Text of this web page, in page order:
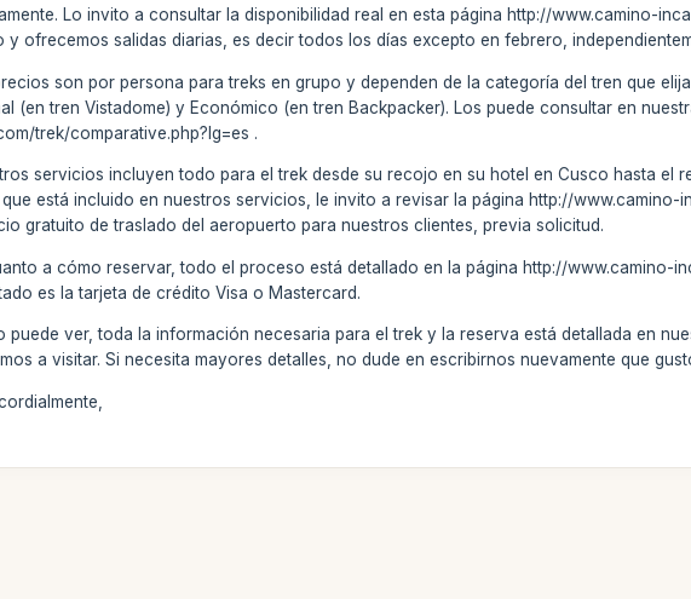
Lo invito a consultar la disponibilidad real en esta página http://www.camino-
y ofrecemos salidas diarias, es decir todos los días excepto en febrero,
son por persona para treks en grupo y dependen de la categoría del tren que
(en tren Vistadome) y Económico (en tren Backpacker). Los puede consultar en
trek/comparative.php?lg=es .
servicios incluyen todo para el trek desde su recojo en su hotel en Cusco hasta el
está incluido en nuestros servicios, le invito a revisar la página http://www.camino-
gratuito de traslado del aeropuerto para nuestros clientes, previa solicitud.
a cómo reservar, todo el proceso está detallado en la página http://www.camino-
es la tarjeta de crédito Visa o Mastercard.
puede ver, toda la información necesaria para el trek y la reserva está detallada en
a visitar. Si necesita mayores detalles, no dude en escribirnos nuevamente que